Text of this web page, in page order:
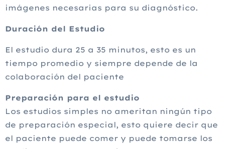
imágenes necesarias para su diagnóstico.
Duración del Estudio
El estudio dura 25 a 35 minutos, esto es un
tiempo promedio y siempre depende de la
colaboración del paciente
Preparación para el estudio
Los estudios simples no ameritan ningún tipo
de preparación especial, esto quiere decir que
el paciente puede comer y puede tomarse los